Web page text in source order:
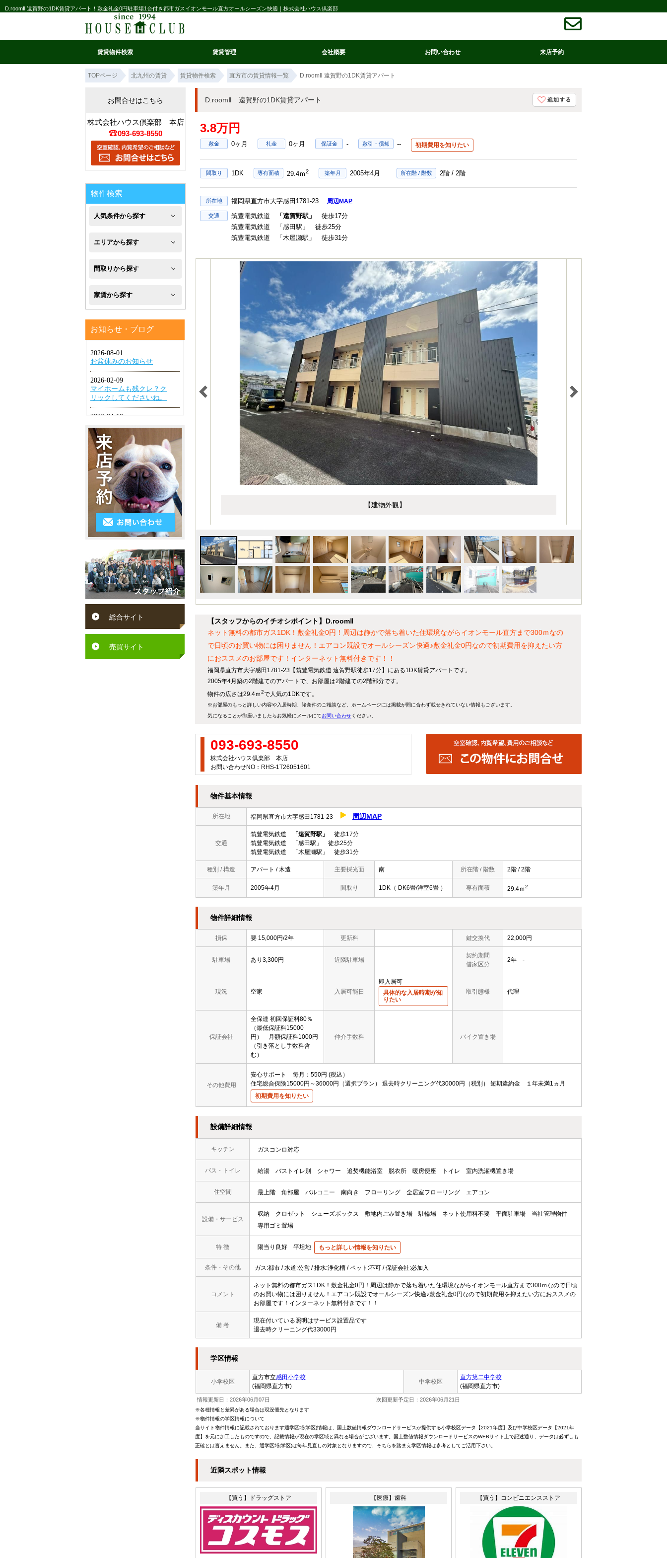
D.roomⅡ 遠賀野の1DK賃貸アパート！敷金礼金0円駐車場1台付き都市ガスイオンモール直方オールシーズン快適｜株式会社ハウス倶楽部
賃貸物件検索
条件検索
お気に入り
閲覧履歴
マイ条件リスト
賃貸管理 会社概要 お問い合わせ 来店予約
TOPページ 北九州の賃貸 賃貸物件検索 直方市の賃貸情報一覧 D.roomⅡ 遠賀野の1DK賃貸アパート
D.roomⅡ 遠賀野の1DK賃貸アパート
3.8万円
敷金 0ヶ月 礼金 0ヶ月 保証金 - 敷引・償却 -- 初期費用を知りたい
間取り 1DK 専有面積 29.4ｍ2 築年月 2005年4月 所在階 / 階数 2階 / 2階
所在地 福岡県直方市大字感田1781-23 周辺MAP
交通 筑豊電気鉄道 「遠賀野駅」
徒歩17分
筑豊電気鉄道 「感田駅」 徒歩25分
筑豊電気鉄道 「木屋瀬駅」 徒歩31分
【建物外観】
【スタッフからのイチオシポイント】D.roomⅡ
ネット無料の都市ガス1DK！敷金礼金0円！周辺は静かで落ち着いた住環境ながらイオンモール直方まで300ｍなの
で日頃のお買い物には困りません！エアコン既設でオールシーズン快適♪敷金礼金0円なので初期費用を抑えたい方
におススメのお部屋です！インターネット無料付きです！！
福岡県直方市大字感田1781-23【筑豊電気鉄道 遠賀野駅徒歩17分】にある1DK賃貸アパートです。
2005年4月築の2階建てのアパートで、お部屋は2階建ての2階部分です。
物件の広さは29.4ｍ2で人気の1DKです。
※お部屋のもっと詳しい内容や入居時期、諸条件のご相談など、ホームページには掲載が間に合わず載せきれていない情報もございます。
気になることが御座いましたらお気軽にメールにてお問い合わせください。
093-693-8550
株式会社ハウス倶楽部 本店
お問い合わせNO：RHS-1T26051601
物件基本情報
所在地 福岡県直方市大字感田1781-23 周辺MAP
交通
筑豊電気鉄道 「遠賀野駅」
徒歩17分
筑豊電気鉄道 「感田駅」 徒歩25分
筑豊電気鉄道 「木屋瀬駅」 徒歩31分
種別 / 構造 アパート / 木造 主要採光面 南 所在階 / 階数 2階 / 2階
築年月 2005年4月 間取り 1DK（ DK6畳/洋室6畳 ） 専有面積 29.4ｍ2
物件詳細情報
損保 要 15,000円/2年 更新料 鍵交換代 22,000円
駐車場 あり3,300円 近隣駐車場
契約期間
借家区分
2年 -
現況 空家 入居可能日
即入居可
具体的な入居時期が知
りたい
取引態様 代理
保証会社
全保連 初回保証料80％
（最低保証料15000
円） 月額保証料1000円
（引き落とし手数料含
む）
仲介手数料 バイク置き場
その他費用
安心サポート 毎月 550円
税込
住宅総合保険15000円～36000円（選択プラン）
退去時クリーニング代30000円（税別）
短期違約金 １年未満1ヵ月
初期費用を知りたい
設備詳細情報
キッチン ガスコンロ対応
バス・トイレ 給湯 バストイレ別 シャワー 追焚機能浴室 脱衣所 暖房便座 トイレ 室内洗濯機置き場
住空間 最上階 角部屋 バルコニー 南向き フローリング 全居室フローリング エアコン
設備・サービス
収納 クロゼット シューズボックス 敷地内ごみ置き場 駐輪場 ネット使用料不要 平面駐車場
当社管理物件
専用ゴミ置場
特 徴 陽当り良好 平坦地 もっと詳しい情報を知りたい
条件・その他 ガス:都市 / 水道:公営 / 排水:浄化槽 / ペット:不可 / 保証会社:必加入
コメント
ネット無料の都市ガス1DK！敷金礼金0円！周辺は静かで落ち着いた住環境ながらイオンモール直方まで300ｍなので日頃
のお買い物には困りません！エアコン既設でオールシーズン快適♪敷金礼金0円なので初期費用を抑えたい方におススメの
お部屋です！インターネット無料付きです！！
備 考
現在付いている照明はサービス設置品です
退去時クリーニング代33000円
学区情報
小学校区
直方市立感田小学校
(福岡県直方市)
中学校区
直方第二中学校
(福岡県直方市)
情報更新日：2026年06月07日 次回更新予定日：2026年06月21日
※各種情報と差異がある場合は現況優先となります
※物件情報の学区情報について
当サイト物件情報に記載されております通学区域(学区)情報は、国土数値情報ダウンロードサービスが提供する小学校区データ【2021年度】及び中学校区データ【2021年
度】を元に加工したものですので、記載情報が現在の学区域と異なる場合がございます。国土数値情報ダウンロードサービスのWEBサイト上で記述通り、データは必ずしも
正確とは言えません。また、通学区域(学区)は毎年見直しの対象となりますので、そちらを踏まえ学区情報は参考としてご活用下さい。
近隣スポット情報
【買う】ドラッグストア 【医療】歯科 【買う】コンビニエンスストア
お問合せはこちら
株式会社ハウス倶楽部 本店
093-693-8550
物件検索
人気条件から探す
新
ロ
ー
リ
グ
エ
ア
コ
ン
シ
ス
ム
チ
ン
ペ
ッ
ト
可
エリアから探す
八
西
幡
東
区
小
北
小
倉
南
区
遠
賀
町
水
巻
芦
間取りから探す
1R・
1K・
1DK・
2K・
2DK・
2LDK
3K・
3DK・
3LDK
4K
以
上
家賃から探す
４
万
円
以
下
４
円
５
万
５
円
～
６
万
円
お知らせ・ブログ
総合サイト
売買サイト